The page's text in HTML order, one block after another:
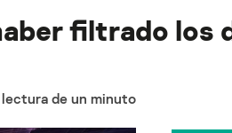
filtrado los
lectura de un minuto